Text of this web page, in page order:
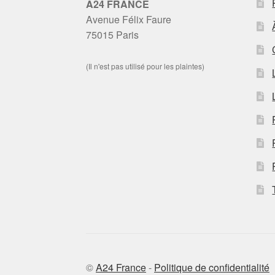
A24 FRANCE
Avenue Félix Faure
75015 Paris
(Il n'est pas utilisé pour les plaintes)
©A24 France- Politique de confidentialité